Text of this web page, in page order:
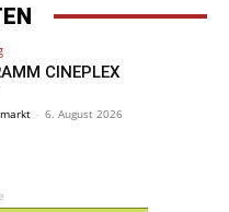
CINEPLEX
- 6. August 2026